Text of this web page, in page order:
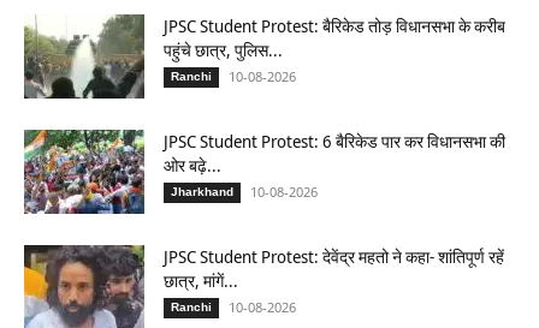
JPSC Student Protest: बैरिकेड तोड़ विधानसभा के करीब
पहुंचे छात्र, पुलिस...
Ranchi 10-08-2026
JPSC Student Protest: 6 बैरिकेड पार कर विधानसभा की
ओर बढ़े...
Jharkhand 10-08-2026
JPSC Student Protest: देवेंद्र महतो ने कहा- शांतिपूर्ण रहें
छात्र, मांगें...
Ranchi 10-08-2026